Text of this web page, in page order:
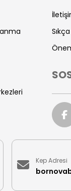
Kep Adresi